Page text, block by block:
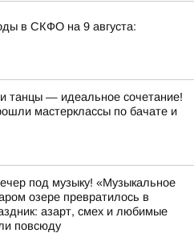
в СКФО на 9 августа:
танцы — идеальное сочетание!
мастерклассы по бачате и
под музыку! «Музыкальное
озере превратилось в
азарт, смех и любимые
повсюду